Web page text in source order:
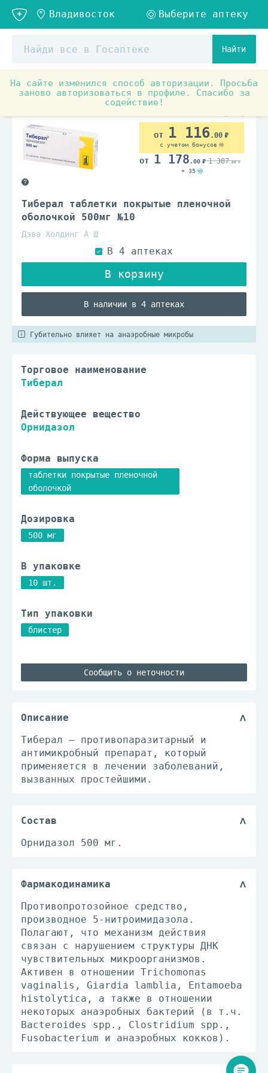
Найти
На сайте изменился способ авторизации. Просьба
заново авторизоваться в профиле. Спасибо за
содействие!
Аптечные товары Антибиотики Препараты для
Тиберал таблетки покрытые пленочной
оболочкой 500мг №10
Дэва Холдинг А Ш
В наличии в 4 аптеках
1 116.00
с учетом бонусов
1 178 .00 1 387.00
+ 35
Губительно влияет на анаэробные микробы
Торговое наименование
Тиберал
Действующее вещество
Орнидазол
Форма выпуска
таблетки покрытые пленочной
оболочкой
Дозировка
500 мг
В упаковке
10 шт.
Тип упаковки
блистер
Сообщить о неточности
Описание
Тиберал – противопаразитарный и
антимикробный препарат, который
применяется в лечении заболеваний,
вызванных простейшими.
Состав
Орнидазол 500 мг.
Фармакодинамика
Противопротозойное средство,
производное 5-нитроимидазола.
Полагают, что механизм действия
связан с нарушением структуры ДНК
чувствительных микроорганизмов.
Активен в отношении Trichomonas
vaginalis, Giardia lamblia, Entamoeba
histolytica, а также в отношении
некоторых анаэробных бактерий (в т.ч.
Bacteroides spp., Clostridium spp.,
Fusobacterium и анаэробных кокков).